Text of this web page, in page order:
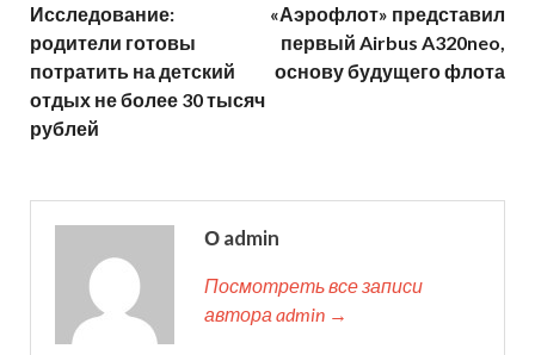
Исследование:
родители готовы
потратить на детский
отдых не более 30 тысяч
рублей
«Аэрофлот» представил
первый Airbus A320neo,
основу будущего флота
О admin
Посмотреть все записи
автора admin →